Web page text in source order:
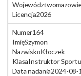
Województwo
Licencja2026
Numer164
ImięSzymon
NazwiskoKłoczek
KlasaInstruktor Sportu
Data nadania2024-08-